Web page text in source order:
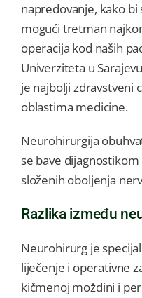
napredovanje, kako
mogući tretman
operacija kod naših
Univerziteta u
je najbolji zdravstveni
oblastima medicine.
Neurohirurgija
se bave
složenih oboljenja
Razlika između
Neurohirurg je
liječenje i operativne
kičmenoj moždini i